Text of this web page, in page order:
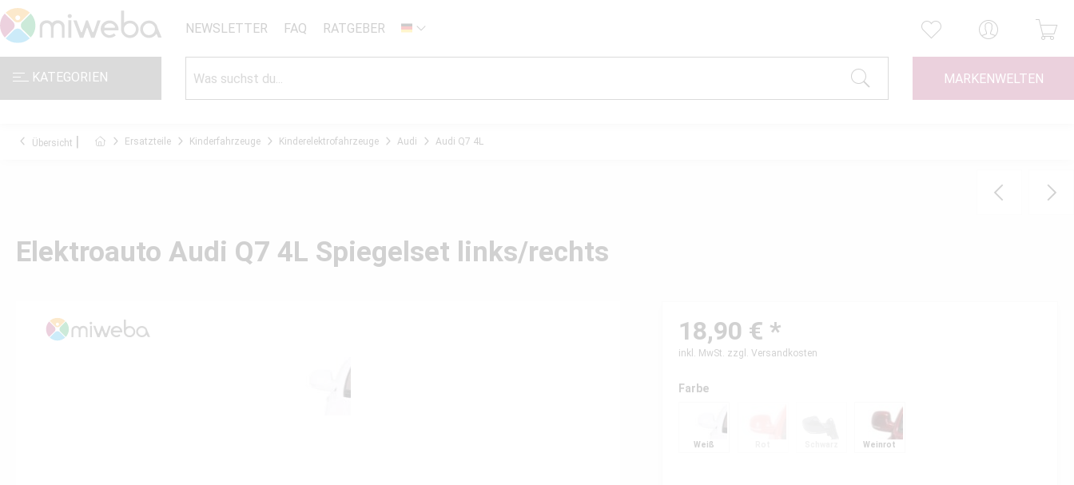
NEWSLETTER FAQ RATGEBER DE
KATEGORIEN MARKENWELTEN
Übersicht Ersatzteile Kinderfahrzeuge Kinderelektrofahrzeuge Audi Audi Q7 4L
Elektroauto Audi Q7 4L Spiegelset links/rechts
18,90 € *
inkl. MwSt. zzgl. Versandkosten
Farbe
Weiß Weinrot